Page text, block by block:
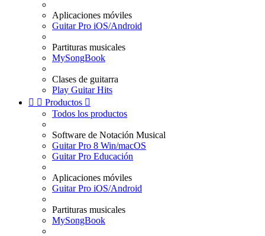
Aplicaciones móviles
Guitar Pro iOS/Android
Partituras musicales
MySongBook
Clases de guitarra
Play Guitar Hits
  Productos 
Todos los productos
Software de Notación Musical
Guitar Pro 8 Win/macOS
Guitar Pro Educación
Aplicaciones móviles
Guitar Pro iOS/Android
Partituras musicales
MySongBook